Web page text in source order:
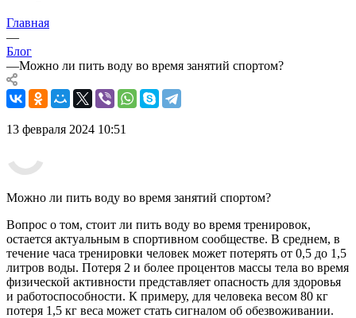
Главная
—
Блог
—Можно ли пить воду во время занятий спортом?
13 февраля 2024 10:51
Можно ли пить воду во время занятий спортом?
Вопрос о том, стоит ли пить воду во время тренировок,
остается актуальным в спортивном сообществе. В среднем, в
течение часа тренировки человек может потерять от 0,5 до 1,5
литров воды. Потеря 2 и более процентов массы тела во время
физической активности представляет опасность для здоровья
и работоспособности. К примеру, для человека весом 80 кг
потеря 1,5 кг веса может стать сигналом об обезвоживании.